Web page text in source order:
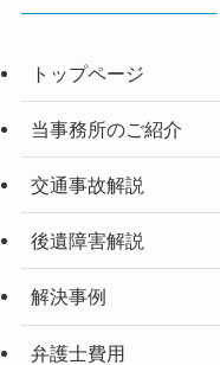
トップページ
当事務所のご紹介
交通事故解説
後遺障害解説
解決事例
弁護士費用